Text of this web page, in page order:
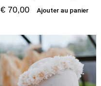
€ 70,00 Ajouter au panier